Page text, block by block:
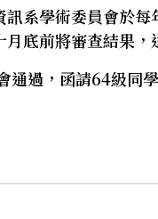
系學術委員會於
底前將審查結果
通過，函請64級同